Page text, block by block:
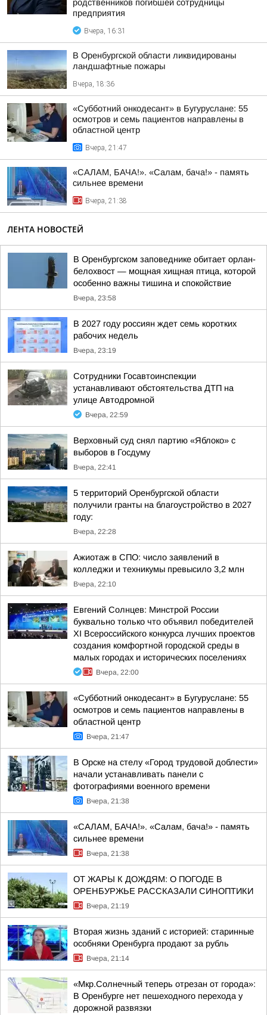
родственников погибшей сотрудницы
предприятия
Вчера, 16:31
В Оренбургской области ликвидированы
ландшафтные пожары
Вчера, 18:36
«Субботний онкодесант» в Бугуруслане: 55
осмотров и семь пациентов направлены в
областной центр
Вчера, 21:47
«САЛАМ, БАЧА!». «Салам, бача!» - память
сильнее времени
Вчера, 21:38
ЛЕНТА НОВОСТЕЙ
В Оренбургском заповеднике обитает орлан-
белохвост — мощная хищная птица, которой
особенно важны тишина и спокойствие
Вчера, 23:58
В 2027 году россиян ждет семь коротких
рабочих недель
Вчера, 23:19
Сотрудники Госавтоинспекции
устанавливают обстоятельства ДТП на
улице Автодромной
Вчера, 22:59
Верховный суд снял партию «Яблоко» с
выборов в Госдуму
Вчера, 22:41
5 территорий Оренбургской области
получили гранты на благоустройство в 2027
году:
Вчера, 22:28
Ажиотаж в СПО: число заявлений в
колледжи и техникумы превысило 3,2 млн
Вчера, 22:10
Евгений Солнцев: Минстрой России
буквально только что объявил победителей
XI Всероссийского конкурса лучших проектов
создания комфортной городской среды в
малых городах и исторических поселениях
Вчера, 22:00
«Субботний онкодесант» в Бугуруслане: 55
осмотров и семь пациентов направлены в
областной центр
Вчера, 21:47
В Орске на стелу «Город трудовой доблести»
начали устанавливать панели с
фотографиями военного времени
Вчера, 21:38
«САЛАМ, БАЧА!». «Салам, бача!» - память
сильнее времени
Вчера, 21:38
ОТ ЖАРЫ К ДОЖДЯМ: О ПОГОДЕ В
ОРЕНБУРЖЬЕ РАССКАЗАЛИ СИНОПТИКИ
Вчера, 21:19
Вторая жизнь зданий с историей: старинные
особняки Оренбурга продают за рубль
Вчера, 21:14
«Мкр.Солнечный теперь отрезан от города»:
В Оренбурге нет пешеходного перехода у
дорожной развязки